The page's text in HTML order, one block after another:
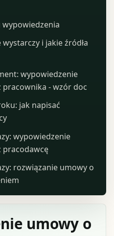
umowy o
wypowiedzenia
i jakie źródła
wypowiedzenie
- wzór doc
jak napisać
wypowiedzenie
pracodawcę
rozwiązanie umowy o